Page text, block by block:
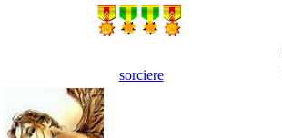
sorciere